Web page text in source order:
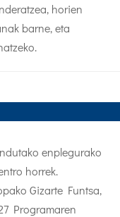
horien
barne, eta
enplegurako
horrek.
Gizarte Funtsa,
Programaren